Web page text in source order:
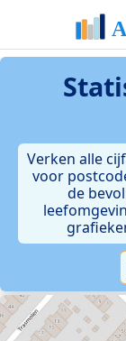
Verken alle
voor
de